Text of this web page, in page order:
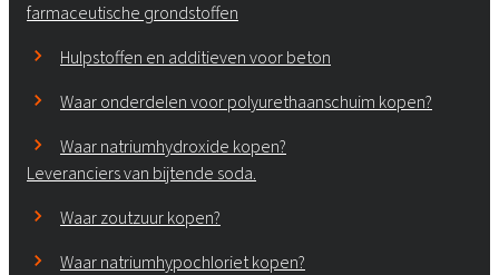
farmaceutische grondstoffen
Hulpstoffen en additieven voor beton
Waar onderdelen voor polyurethaanschuim kopen?
Waar natriumhydroxide kopen?
Leveranciers van bijtende soda.
Waar zoutzuur kopen?
Waar natriumhypochloriet kopen?